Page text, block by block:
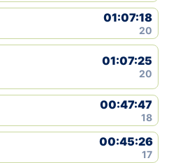
01:07:18
20
01:07:25
20
00:47:47
18
00:45:26
17